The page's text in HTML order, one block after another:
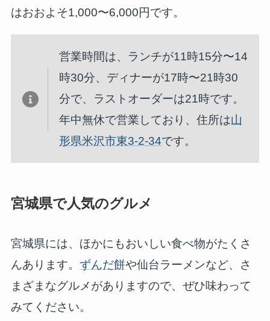
はおおよそ1,000〜6,000円です。
営業時間は、ランチが11時15分〜14
時30分、ディナーが17時〜21時30
分で、ラストオーダーは21時です。
年中無休で営業しており、住所は山
形県米沢市東3-2-34です。
宮城県で人気のグルメ
宮城県には、ほかにもおいしい食べ物がたくさ
んあります。 ずんだ餅や仙台ラーメンなど、さ
まざまなグルメがありますので、ぜひ味わって
みてください。